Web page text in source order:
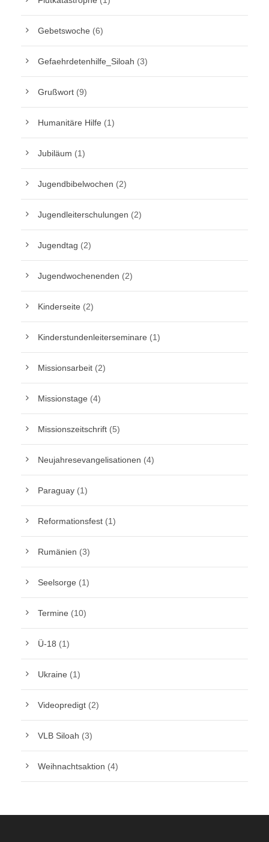
Gebetswoche (6)
Gefaehrdetenhilfe_Siloah (3)
Grußwort (9)
Humanitäre Hilfe (1)
Jubiläum (1)
Jugendbibelwochen (2)
Jugendleiterschulungen (2)
Jugendtag (2)
Jugendwochenenden (2)
Kinderseite (2)
Kinderstundenleiterseminare (1)
Missionsarbeit (2)
Missionstage (4)
Missionszeitschrift (5)
Neujahresevangelisationen (4)
Paraguay (1)
Reformationsfest (1)
Rumänien (3)
Seelsorge (1)
Termine (10)
Ü-18 (1)
Ukraine (1)
Videopredigt (2)
VLB Siloah (3)
Weihnachtsaktion (4)